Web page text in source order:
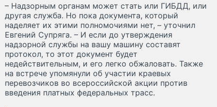
– Надзорным органам может стать или ГИБДД, или
другая служба. Но пока документа, который
наделяет их этими полномочиями нет, – уточнил
Евгений Супряга. – И если до утверждения
надзорной службы на вашу машину составят
протокол, то этот документ будет
недействительным, и его легко обжаловать. Также
на встрече упомянули об участии краевых
перевозчиков во всероссийской акции против
введения платных федеральных трасс.